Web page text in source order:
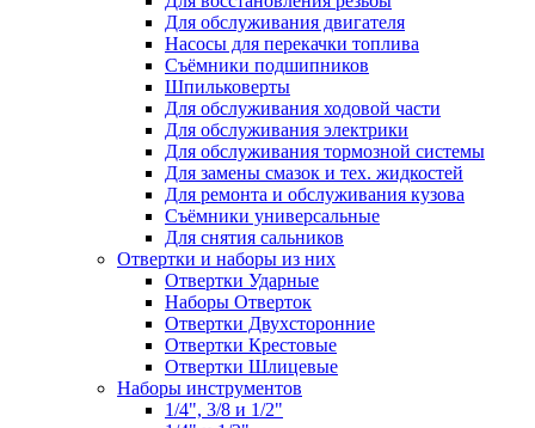
Для обслуживания двигателя
Насосы для перекачки топлива
Съёмники подшипников
Шпильковерты
Для обслуживания ходовой части
Для обслуживания электрики
Для обслуживания тормозной системы
Для замены смазок и тех. жидкостей
Для ремонта и обслуживания кузова
Съёмники универсальные
Для снятия сальников
Отвертки и наборы из них
Отвертки Ударные
Наборы Отверток
Отвертки Двухсторонние
Отвертки Крестовые
Отвертки Шлицевые
Наборы инструментов
1/4", 3/8 и 1/2"